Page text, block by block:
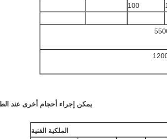
100
يمكن إجراء أحجام أخرى عند
الملكية الفنية